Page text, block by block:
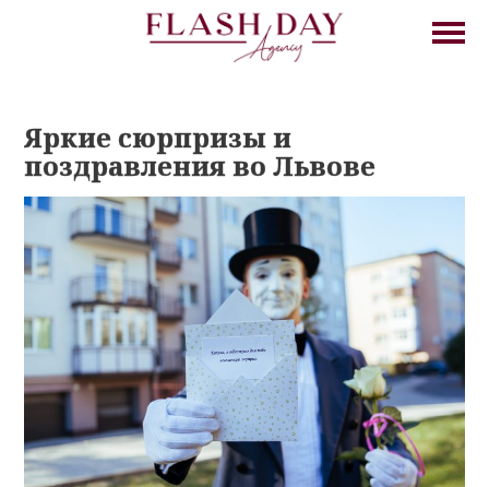
Яркие сюрпризы и
поздравления во Львове